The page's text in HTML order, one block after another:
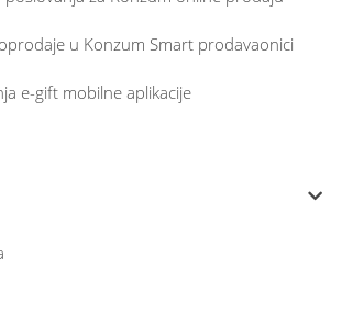
u Konzum Smart prodavaonici
e-gift mobilne aplikacije